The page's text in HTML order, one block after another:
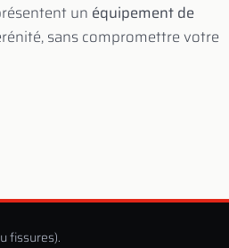
un équipement de
sans compromettre votre
fissures).